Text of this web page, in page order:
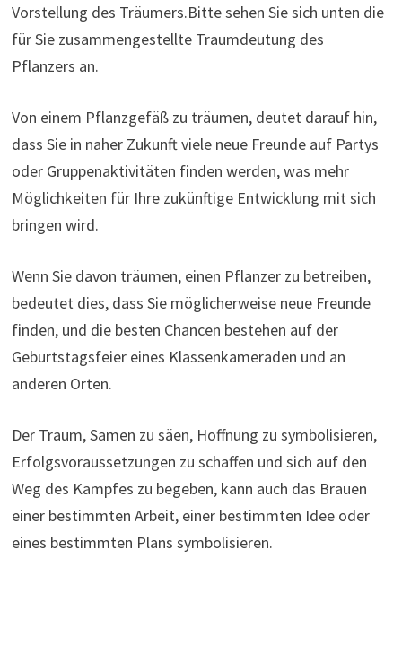
Vorstellung des Träumers.Bitte sehen Sie sich unten die
für Sie zusammengestellte Traumdeutung des
Pflanzers an.
Von einem Pflanzgefäß zu träumen, deutet darauf hin,
dass Sie in naher Zukunft viele neue Freunde auf Partys
oder Gruppenaktivitäten finden werden, was mehr
Möglichkeiten für Ihre zukünftige Entwicklung mit sich
bringen wird.
Wenn Sie davon träumen, einen Pflanzer zu betreiben,
bedeutet dies, dass Sie möglicherweise neue Freunde
finden, und die besten Chancen bestehen auf der
Geburtstagsfeier eines Klassenkameraden und an
anderen Orten.
Der Traum, Samen zu säen, Hoffnung zu symbolisieren,
Erfolgsvoraussetzungen zu schaffen und sich auf den
Weg des Kampfes zu begeben, kann auch das Brauen
einer bestimmten Arbeit, einer bestimmten Idee oder
eines bestimmten Plans symbolisieren.